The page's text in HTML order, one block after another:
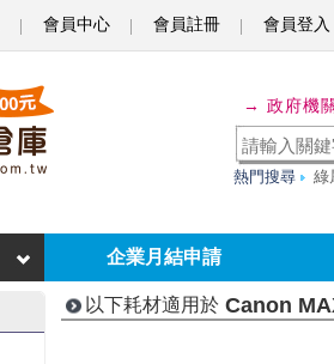
會員中心 會員註冊 會員登入
→ 政府機
熱門搜尋 綠
企業月結申請
以下耗材適用於 Canon